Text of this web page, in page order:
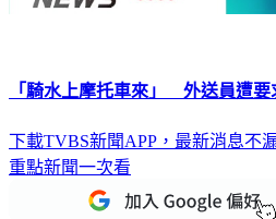
「騎水上摩托車來」 外送員遭要
下載TVBS新聞APP，最新消息不
重點新聞一次看